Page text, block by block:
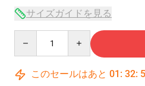
サイズガイドを見る
このセールはあと 01 : 32: